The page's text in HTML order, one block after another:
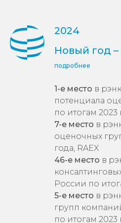
Новый год –
подробнее
1-е место
по итогам 2023
7-е место
в
оценочных
46-е место
в
России по
в
групп
по итогам 2023
3-е место
в